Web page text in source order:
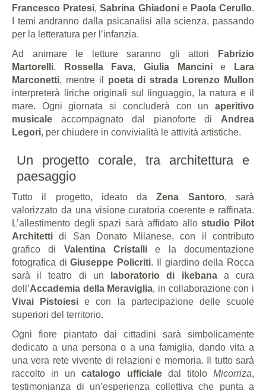
Francesco Pratesi,Sabrina Ghiadonie Paola Cerullo.
I temi andranno dalla psicanalisi alla scienza, passando
per la letteratura per l’infanzia.
Ad animare le letture saranno gli attori
Fabrizio
Martorelli, Rossella Fava,Giulia Mancinie
Lara
Marconetti, mentre il poeta di strada Lorenzo Mullon
interpreterà liriche originali sul linguaggio, la natura e il
mare. Ogni giornata si concluderà con un aperitivo
musicale accompagnato dal pianoforte di Andrea
Legori, per chiudere in convivialità le attività artistiche.
Un progetto corale, tra architettura e
paesaggio
Tutto il progetto, ideato daZena Santoro, sarà
valorizzato da una visione curatoria coerente e raffinata.
L’allestimento degli spazi sarà affidato allostudio Pilot
Architetti di San Donato Milanese, con il contributo
grafico di Valentina Cristalli e la documentazione
fotografica diGiuseppe Policriti. Il giardino della Rocca
sarà il teatro di un
laboratorio di ikebanaa cura
dell’Accademia della Meraviglia, in collaborazione con i
Vivai Pistoiesi e con la partecipazione delle scuole
superiori del territorio.
Ogni fiore piantato dai cittadini sarà simbolicamente
dedicato a una persona o a una famiglia, dando vita a
una vera rete vivente di relazioni e memoria. Il tutto sarà
raccolto in uncatalogo ufficialedal titoloMicorriza,
testimonianza di un’esperienza collettiva che punta a